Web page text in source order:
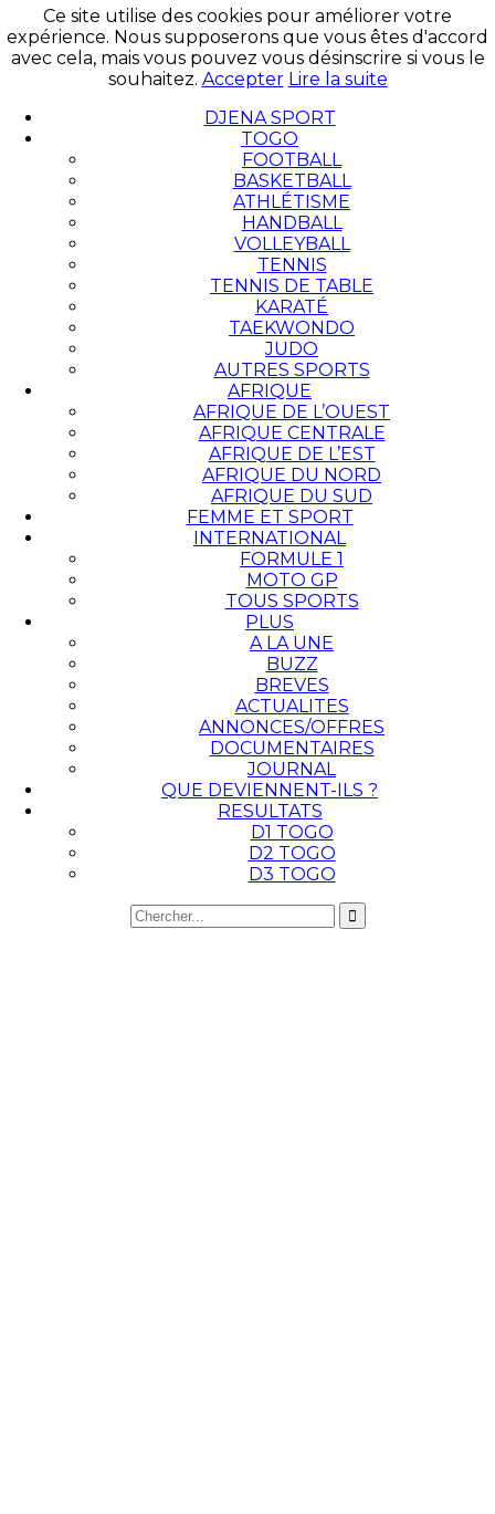
Ce site utilise des cookies pour améliorer votre
expérience. Nous supposerons que vous êtes d'accord
avec cela, mais vous pouvez vous désinscrire si vous le
souhaitez. Accepter Lire la suite
DJENA SPORT
TOGO
FOOTBALL
BASKETBALL
ATHLÉTISME
HANDBALL
VOLLEYBALL
TENNIS
TENNIS DE TABLE
KARATÉ
TAEKWONDO
JUDO
AUTRES SPORTS
AFRIQUE
AFRIQUE DE L’OUEST
AFRIQUE CENTRALE
AFRIQUE DE L’EST
AFRIQUE DU NORD
AFRIQUE DU SUD
FEMME ET SPORT
INTERNATIONAL
FORMULE 1
MOTO GP
TOUS SPORTS
PLUS
A LA UNE
BUZZ
BREVES
ACTUALITES
ANNONCES/OFFRES
DOCUMENTAIRES
JOURNAL
QUE DEVIENNENT-ILS ?
RESULTATS
D1 TOGO
D2 TOGO
D3 TOGO